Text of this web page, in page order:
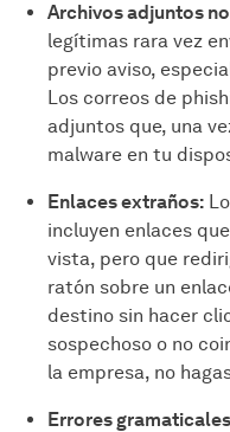
Archivos adjuntos
legítimas rara vez
previo aviso,
Los correos de
adjuntos que, una
malware en tu
Enlaces extraños:
incluyen enlaces
vista, pero que
ratón sobre un
destino sin hacer
sospechoso o no
la empresa, no
Errores